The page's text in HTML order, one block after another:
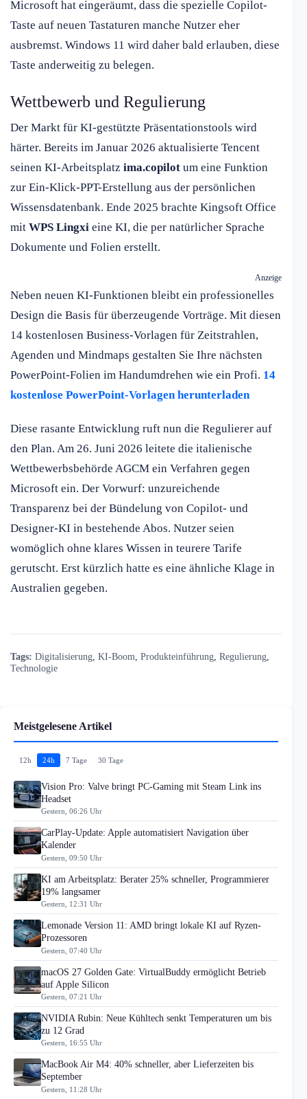
Microsoft hat eingeräumt, dass die spezielle Copilot-
Taste auf neuen Tastaturen manche Nutzer eher
ausbremst. Windows 11 wird daher bald erlauben, diese
Taste anderweitig zu belegen.
Wettbewerb und Regulierung
Der Markt für KI-gestützte Präsentationstools wird
härter. Bereits im Januar 2026 aktualisierte Tencent
seinen KI-Arbeitsplatz ima.copilot um eine Funktion
zur Ein-Klick-PPT-Erstellung aus der persönlichen
Wissensdatenbank. Ende 2025 brachte Kingsoft Office
mit WPS Lingxi eine KI, die per natürlicher Sprache
Dokumente und Folien erstellt.
Anzeige
Neben neuen KI-Funktionen bleibt ein professionelles
Design die Basis für überzeugende Vorträge. Mit diesen
14 kostenlosen Business-Vorlagen für Zeitstrahlen,
Agenden und Mindmaps gestalten Sie Ihre nächsten
PowerPoint-Folien im Handumdrehen wie ein Profi. 14
kostenlose PowerPoint-Vorlagen herunterladen
Diese rasante Entwicklung ruft nun die Regulierer auf
den Plan. Am 26. Juni 2026 leitete die italienische
Wettbewerbsbehörde AGCM ein Verfahren gegen
Microsoft ein. Der Vorwurf: unzureichende
Transparenz bei der Bündelung von Copilot- und
Designer-KI in bestehende Abos. Nutzer seien
womöglich ohne klares Wissen in teurere Tarife
gerutscht. Erst kürzlich hatte es eine ähnliche Klage in
Australien gegeben.
Tags: Digitalisierung KI-Boom Produkteinführung Regulierung
Technologie
Meistgelesene Artikel
12h 24h 7 Tage 30 Tage
Vision Pro: Valve bringt PC-Gaming mit Steam Link ins
Headset
Gestern, 06:26 Uhr
CarPlay-Update: Apple automatisiert Navigation über
Kalender
Gestern, 09:50 Uhr
KI am Arbeitsplatz: Berater 25% schneller, Programmierer
19% langsamer
Gestern, 12:31 Uhr
Lemonade Version 11: AMD bringt lokale KI auf Ryzen-
Prozessoren
Gestern, 07:40 Uhr
macOS 27 Golden Gate: VirtualBuddy ermöglicht Betrieb
auf Apple Silicon
Gestern, 07:21 Uhr
NVIDIA Rubin: Neue Kühltech senkt Temperaturen um bis
zu 12 Grad
Gestern, 16:55 Uhr
MacBook Air M4: 40% schneller, aber Lieferzeiten bis
September
Gestern, 11:28 Uhr